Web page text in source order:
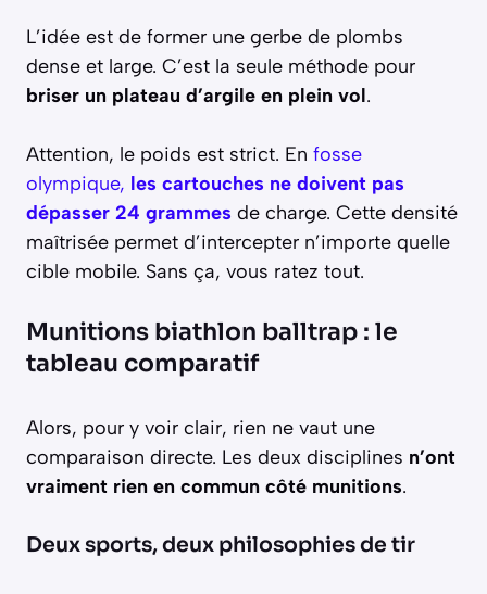
L’idée est de former une gerbe de plombs
dense et large. C’est la seule méthode pour
briser un plateau d’argile en plein vol.
Attention, le poids est strict. En fosse
olympique, les cartouches ne doivent pas
dépasser 24 grammes de charge. Cette densité
maîtrisée permet d’intercepter n’importe quelle
cible mobile. Sans ça, vous ratez tout.
Munitions biathlon balltrap : le
tableau comparatif
Alors, pour y voir clair, rien ne vaut une
comparaison directe. Les deux disciplines n’ont
vraiment rien en commun côté munitions.
Deux sports, deux philosophies de tir